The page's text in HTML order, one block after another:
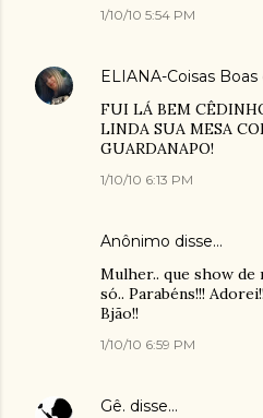
1/10/10 5:54 PM
ELIANA-Coisas Boas
FUI LÁ BEM
LINDA SUA MESA
GUARDANAPO!
1/10/10 6:13 PM
Anônimo disse…
Mulher.. que show de
só.. Parabéns!!!
Bjão!!
1/10/10 6:59 PM
Gê. disse…